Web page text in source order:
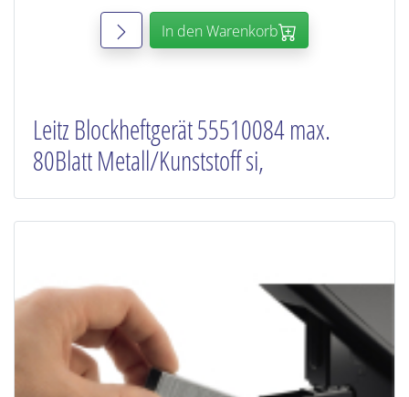
In den Warenkorb
Leitz Blockheftgerät 55510084 max.
80Blatt Metall/Kunststoff si,